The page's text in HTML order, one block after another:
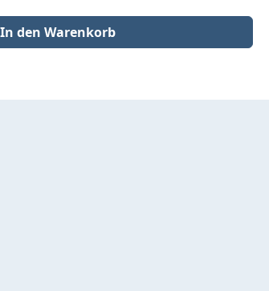
um die Anzahl zu erhöhen oder zu
In den Warenkorb